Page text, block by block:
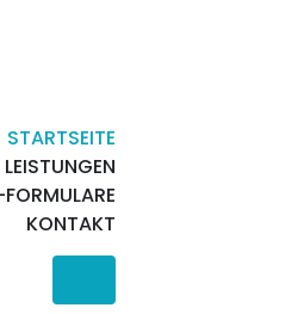
STARTSEITE
LEISTUNGEN
KONTAKT